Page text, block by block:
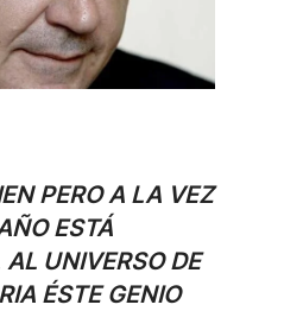
PERO A LA VEZ
ESTÁ
UNIVERSO DE
ÉSTE GENIO